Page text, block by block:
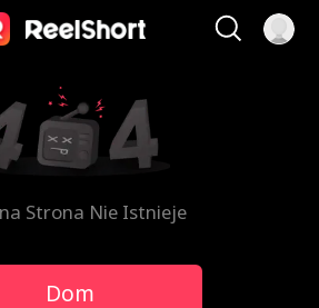
Strona Nie Istnieje
Dom